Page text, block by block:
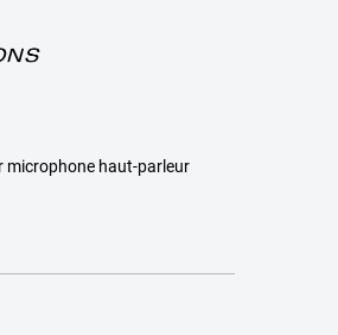
microphone haut-parleur